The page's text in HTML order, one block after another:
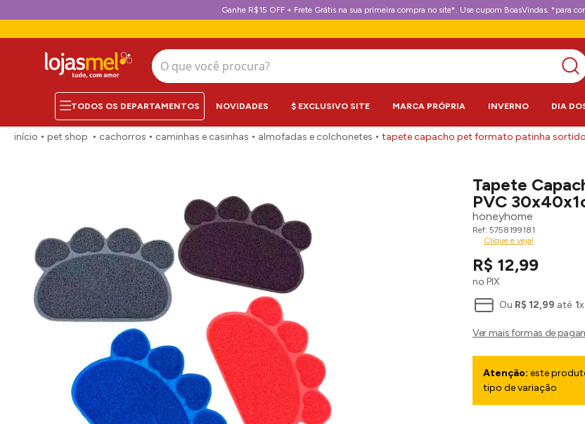
Ganhe R$15 OFF + Frete Grátis na sua primeira compra no site*. Use cupom BoasVindas. *para
O que você procura?
NOVIDADES $ EXCLUSIVO SITE MARCA PRÓPRIA INVERNO DIA
pet shop cachorros caminhas e casinhas almofadas e colchonetes tapete capacho pet formato patinha
Tapete
PVC
honeyhome
5758199181
Clique e veja!
R$ 12,99
no PIX
Ou R$ 12,99 até 1x
Atenção: este
tipo de variação